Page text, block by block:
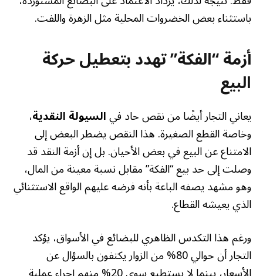
باستثناء بعض الخضروات المحلية مثل الزهرة واللفت.
أزمة “الفكة” تهدد بتعطيل حركة
البيع
يعاني التجار أيضًا من نقص حاد فيالسيولة النقدية،
وخاصة القطع الصغيرة. هذا النقص يضطر البعض إلى
الامتناع عن البيع في بعض الأحيان. بل إن أزمة النقد قد
وصلت إلى حد بيع “الفكة” مقابل نسبة معينة من المال،
وهو مشهد يصفه الباعة بأنه فرضه عليهم الواقع الاستثنائي
الذي يعيشه القطاع.
ورغم هذا التكدس الظاهري للبضائع في الأسواق، يؤكد
التجار أن حوالي 80% من الزوار يكتفون بالسؤال عن